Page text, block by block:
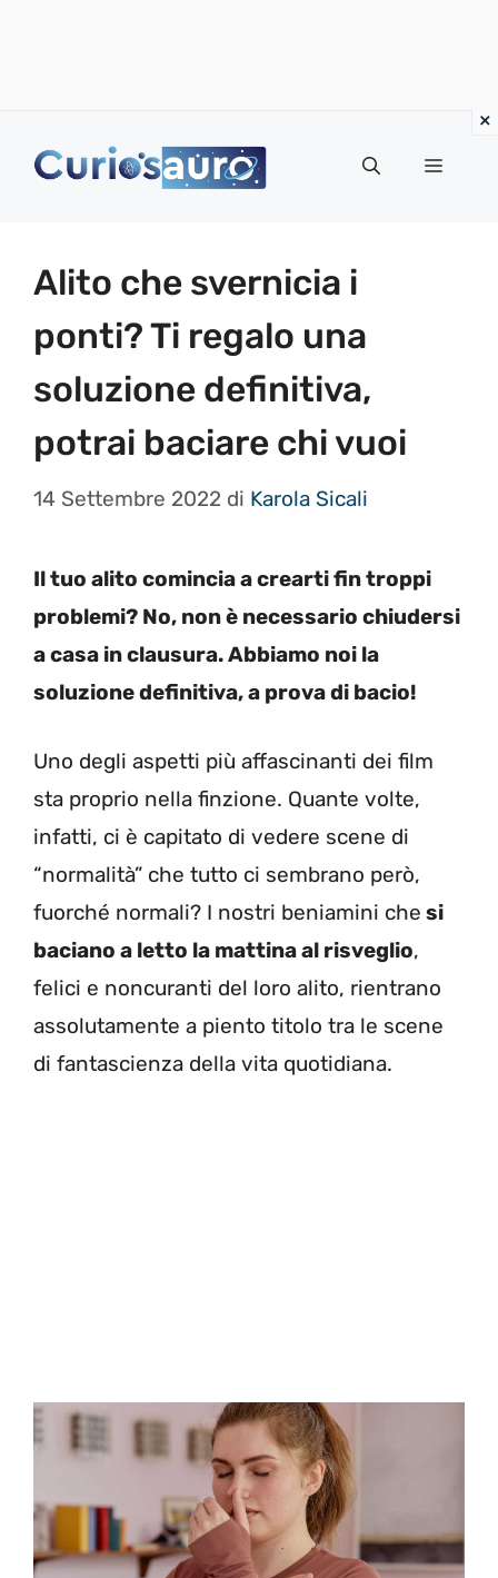
Menu
Alito che svernicia i
ponti? Ti regalo una
soluzione definitiva,
potrai baciare chi vuoi
14 Settembre 2022 di Karola Sicali
Il tuo alito comincia a crearti fin troppi
problemi? No, non è necessario chiudersi
a casa in clausura. Abbiamo noi la
soluzione definitiva, a prova di bacio!
Uno degli aspetti più affascinanti dei film
sta proprio nella finzione. Quante volte,
infatti, ci è capitato di vedere scene di
“normalità” che tutto ci sembrano però,
fuorché normali? I nostri beniamini che si
baciano a letto la mattina al risveglio,
felici e noncuranti del loro alito, rientrano
assolutamente a piento titolo tra le scene
di fantascienza della vita quotidiana.